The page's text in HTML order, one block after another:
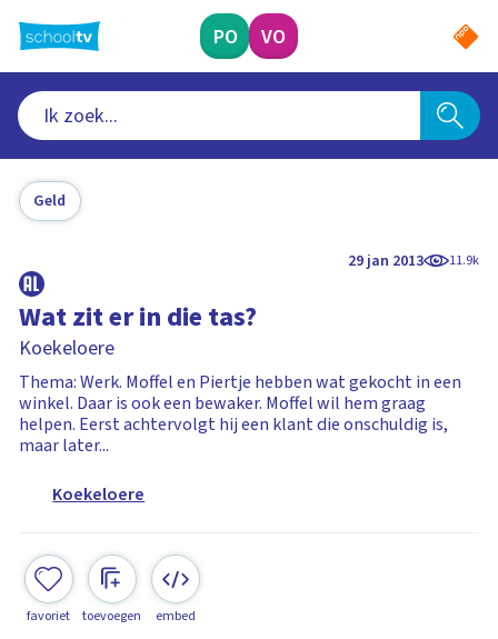
naar
hoofdinhoud
PO VO
Geld
29 jan 2013 11.9k
Wat zit er in die tas?
Koekeloere
Thema: Werk. Moffel en Piertje hebben wat gekocht in een
winkel. Daar is ook een bewaker. Moffel wil hem graag
helpen. Eerst achtervolgt hij een klant die onschuldig is,
maar later...
Koekeloere
favoriet toevoegen embed